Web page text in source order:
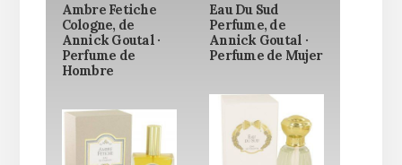
Ambre Fetiche
Cologne, de
Annick Goutal ·
Perfume de
Hombre
Eau Du Sud
Perfume, de
Annick Goutal ·
Perfume de Mujer